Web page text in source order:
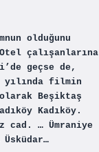
olduğunu
çalışanlarına
geçse de,
yılında filmin
Beşiktaş
Kadıköy.
cad. … Ümraniye
Üsküdar…